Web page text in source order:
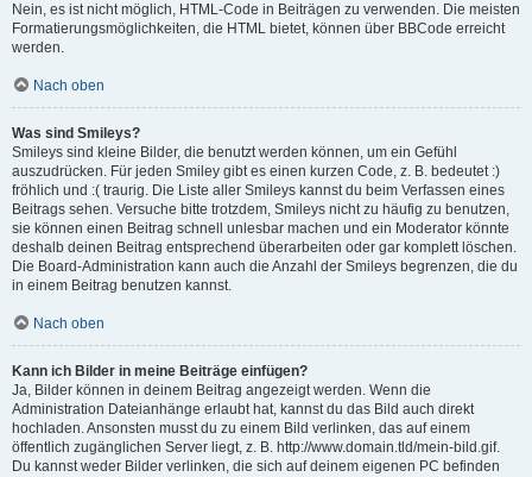
Nein, es ist nicht möglich, HTML-Code in Beiträgen zu verwenden. Die meisten
Formatierungsmöglichkeiten, die HTML bietet, können über BBCode erreicht
werden.
Nach oben
Was sind Smileys?
Smileys sind kleine Bilder, die benutzt werden können, um ein Gefühl
auszudrücken. Für jeden Smiley gibt es einen kurzen Code, z. B. bedeutet :)
fröhlich und :( traurig. Die Liste aller Smileys kannst du beim Verfassen eines
Beitrags sehen. Versuche bitte trotzdem, Smileys nicht zu häufig zu benutzen,
sie können einen Beitrag schnell unlesbar machen und ein Moderator könnte
deshalb deinen Beitrag entsprechend überarbeiten oder gar komplett löschen.
Die Board-Administration kann auch die Anzahl der Smileys begrenzen, die du
in einem Beitrag benutzen kannst.
Nach oben
Kann ich Bilder in meine Beiträge einfügen?
Ja, Bilder können in deinem Beitrag angezeigt werden. Wenn die
Administration Dateianhänge erlaubt hat, kannst du das Bild auch direkt
hochladen. Ansonsten musst du zu einem Bild verlinken, das auf einem
öffentlich zugänglichen Server liegt, z. B. http://www.domain.tld/mein-bild.gif.
Du kannst weder Bilder verlinken, die sich auf deinem eigenen PC befinden